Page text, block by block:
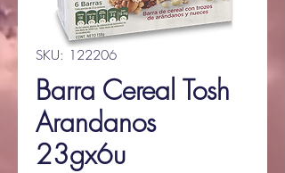
SKU: 122206
Barra Cereal Tosh
Arandanos
23gx6u